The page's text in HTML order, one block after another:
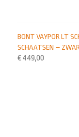
BONT VAYPOR LT
SCHAATSEN –
€ 449,00